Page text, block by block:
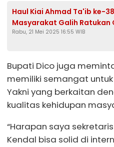
Haul Kiai Ahmad Ta'ib ke-
Masyarakat Galih Ratukan
Perbanyak Sedekah
Rabu, 21 Mei 2025 16:55 WIB
Bupati Dico juga
memiliki semangat
Yakni yang berkaitan
kualitas kehidupan
“Harapan saya
Kendal bisa solid di